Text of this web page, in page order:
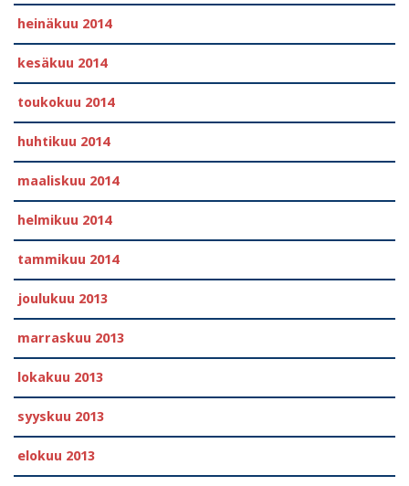
heinäkuu 2014
kesäkuu 2014
toukokuu 2014
huhtikuu 2014
maaliskuu 2014
helmikuu 2014
tammikuu 2014
joulukuu 2013
marraskuu 2013
lokakuu 2013
syyskuu 2013
elokuu 2013